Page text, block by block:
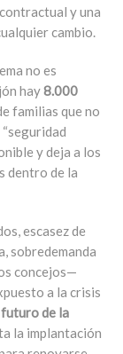
y una
cambio.
no es
hay8.000
familias que no
y deja a los
dentro de la
escasez de
sobredemanda
concejos—
a la crisis
de la
la implantación